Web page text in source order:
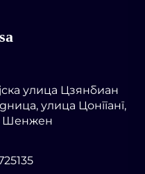
улица Цзянбиан
улица Цонгганг,
Шенжен